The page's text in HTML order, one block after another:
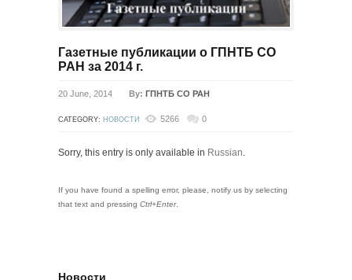
Газетные публикации о ГПНТБ СО
РАН за 2014 г.
20 June, 2014 By: ГПНТБ СО РАН
CATEGORY: НОВОСТИ 5266 0
Sorry, this entry is only available in Russian.
If you have found a spelling error, please, notify us by selecting
that text and pressing Ctrl+Enter.
Новости